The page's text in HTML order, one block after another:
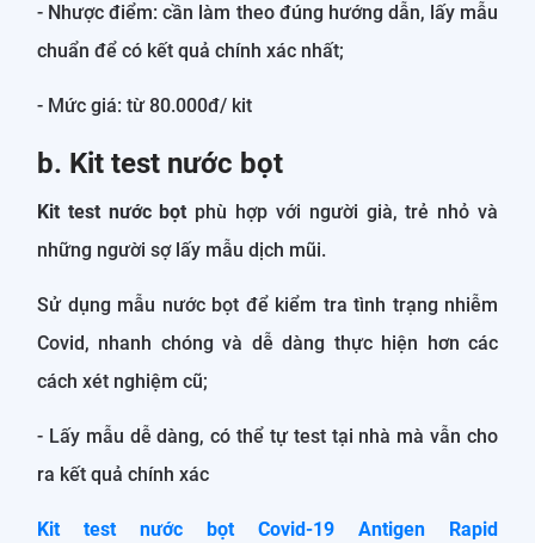
- Nhược điểm: cần làm theo đúng hướng dẫn, lấy mẫu
chuẩn để có kết quả chính xác nhất;
- Mức giá: từ 80.000đ/ kit
b. Kit test nước bọt
Kit test nước bọt phù hợp với người già, trẻ nhỏ và
những người sợ lấy mẫu dịch mũi.
Sử dụng mẫu nước bọt để kiểm tra tình trạng nhiễm
Covid, nhanh chóng và dễ dàng thực hiện hơn các
cách xét nghiệm cũ;
- Lấy mẫu dễ dàng, có thể tự test tại nhà mà vẫn cho
ra kết quả chính xác
Kit test nước bọt Covid-19 Antigen Rapid